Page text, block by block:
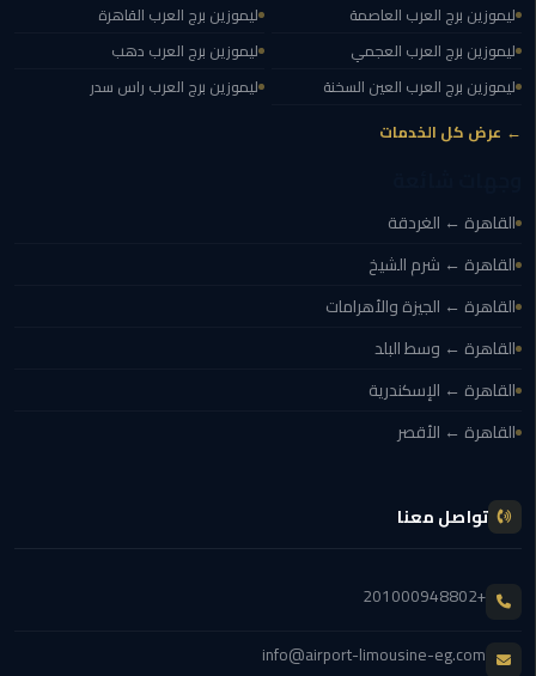
ايجار
سيارات
في
لاين
الشروق
مدينتي
الخامس
ليموزين
ليموزين برج العرب العاصمة
ليموزين برج العرب العجمي
ليموزين برج العرب العين السخنة
ليموزين برج العرب القاهرة
ليموزين برج العرب دهب
ليموزين برج العرب راس سدر
← عرض كل الخدمات
القاهرة ← الغردقة
القاهرة ← شرم الشيخ
القاهرة ← الجيزة والأهرامات
القاهرة ← وسط البلد
القاهرة ← الإسكندرية
القاهرة ← الأقصر
تواصل معنا
+201000948802
info@airport-limousine-eg.com